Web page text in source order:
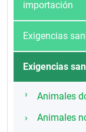
importación
Exigencias
Exigencias
Animales
Animales